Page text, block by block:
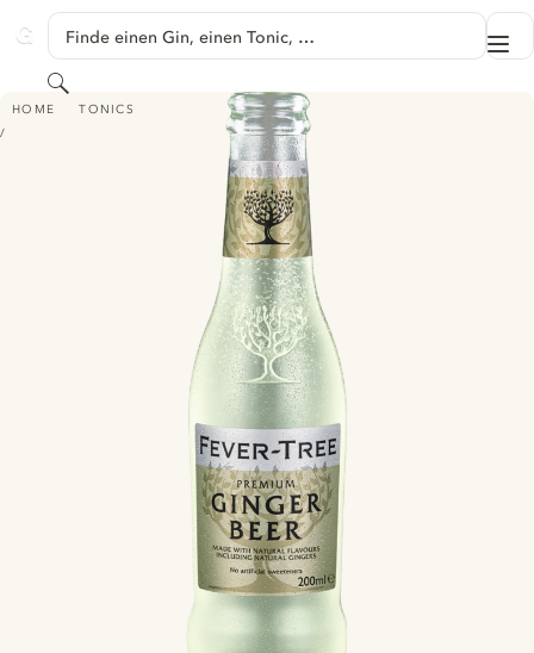
GINVENTORY
Finde einen Gin, einen Tonic, …
Suchen
HOME TONICS
FEVER TREE PREMIUM GINGER BEER